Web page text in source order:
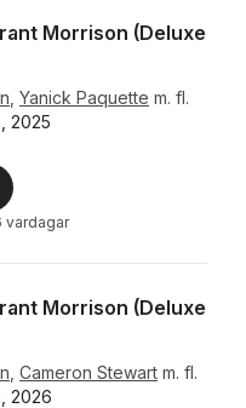
Morrison (Deluxe
Yanick Paquette m. fl.
2025
vardagar
Morrison (Deluxe
Cameron Stewart m. fl.
2026